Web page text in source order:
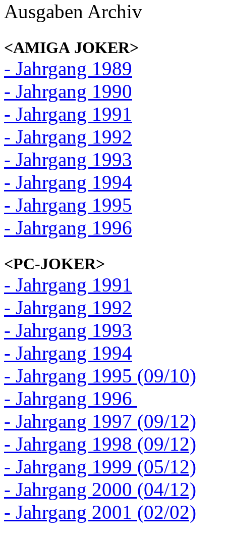
Ausgaben Archiv
<AMIGA JOKER>
- Jahrgang 1989
- Jahrgang 1990
- Jahrgang 1991
- Jahrgang 1992
- Jahrgang 1993
- Jahrgang 1994
- Jahrgang 1995
- Jahrgang 1996
<PC-JOKER>
- Jahrgang 1991
- Jahrgang 1992
- Jahrgang 1993
- Jahrgang 1994
- Jahrgang 1995 (09/10)
- Jahrgang 1996
- Jahrgang 1997 (09/12)
- Jahrgang 1998 (09/12)
- Jahrgang 1999 (05/12)
- Jahrgang 2000 (04/12)
- Jahrgang 2001 (02/02)